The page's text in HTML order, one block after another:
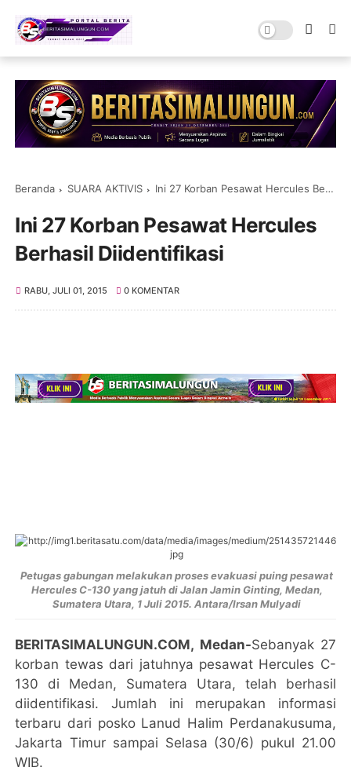
Beranda SUARA AKTIVIS Ini 27 Korban Pesawat Hercules Berhasil Diidentifikasi
Ini 27 Korban Pesawat Hercules
Berhasil Diidentifikasi
RABU, JULI 01, 2015 0 KOMENTAR
Petugas gabungan melakukan proses evakuasi puing pesawat
Hercules C-130 yang jatuh di Jalan Jamin Ginting, Medan,
Sumatera Utara, 1 Juli 2015. Antara/Irsan Mulyadi
BERITASIMALUNGUN.COM, Medan-Sebanyak 27
korban tewas dari jatuhnya pesawat Hercules C-
130 di Medan, Sumatera Utara, telah berhasil
diidentifikasi. Jumlah ini merupakan informasi
terbaru dari posko Lanud Halim Perdanakusuma,
Jakarta Timur sampai Selasa (30/6) pukul 21.00
WIB.